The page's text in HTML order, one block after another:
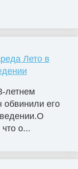
Лето в
летнем
его
о...